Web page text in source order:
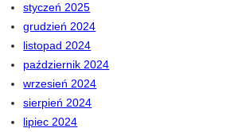
styczeń 2025
grudzień 2024
listopad 2024
październik 2024
wrzesień 2024
sierpień 2024
lipiec 2024